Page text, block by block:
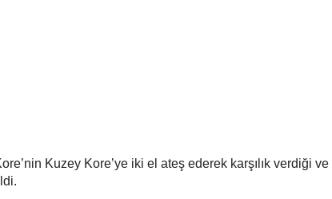
Kuzey Kore’ye iki el ateş ederek karşılık verdiği